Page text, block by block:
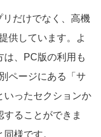
だけでなく、高機
供しています。よ
は、PC版の利用も
ページにある「サ
いったセクションか
ることができま
様です。